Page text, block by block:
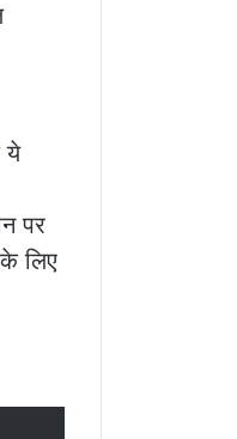
ये
पर
लिए